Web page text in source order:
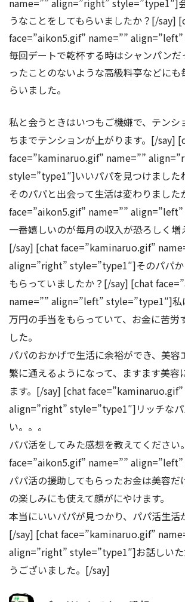
うなことをしてもらいましたか？[/say]
face=”aikon5.gif” name=””
毎回デートで乾杯する時はシャンパンだ
ったことのないような高級料亭などにも
らいました。
私と会うときはいつもご機嫌で、テンシ
ちまでテンションが上がります。[/say]
face=”kaminaruo.gif” name=””
style=”type1″]いいパパを見つけました
そのパパと出会って生活は変わりまし
face=”aikon5.gif” name=””
一番嬉しいのが毎月の収入が恐ろしく増
[/say] [chat face=”kaminaruo.gif”
align=”right” style=”type1″]そのパパ
もらっていましたか？[/say] [chat
name=”” align=”left” style=”type1″]私
万円の手当をもらっていて、お金に苦労
した。
パパのおかげで生活に余裕ができ、美容
繁に通えるようになって、ますます美容
ます。[/say] [chat
align=”right” style=”type1″]リッチな
い。。。
パパ活をしてみた感想を教えてくださ
face=”aikon5.gif” name=””
パパ活の援助してもらったお金は美容だ
の楽しみにも使えて顔がにやけます。
本当にいいパパが見つかり、パパ活生活
[/say] [chat face=”kaminaruo.gif”
align=”right” style=”type1″]お話しいた
うございました。[/say]